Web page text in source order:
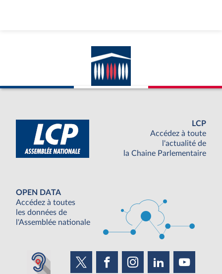
LCP
Accédez à toute
l'actualité de
la Chaine Parlementaire
OPEN DATA
Accédez à toutes
les données de
l'Assemblée nationale